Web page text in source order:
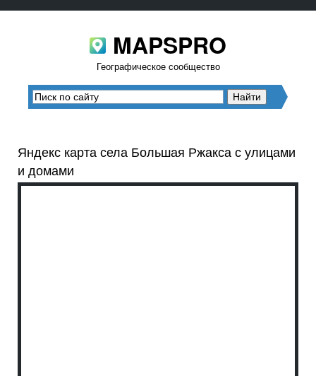
MAPSPRO
Географическое сообщество
Яндекс карта села Большая Ржакса с улицами
и домами